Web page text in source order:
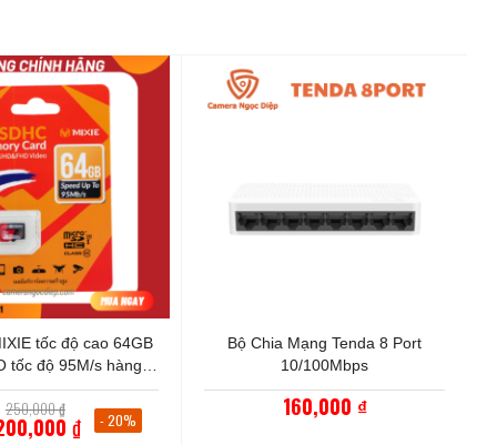
tốc độ cao 64GB
tốc độ 95M/s hàng
bảo hành 3 năm
250,000₫ gốc
là:
₫ - 20%
Bộ Chia Mạng Tenda 8 Port
10/100Mbps
160,000 ₫